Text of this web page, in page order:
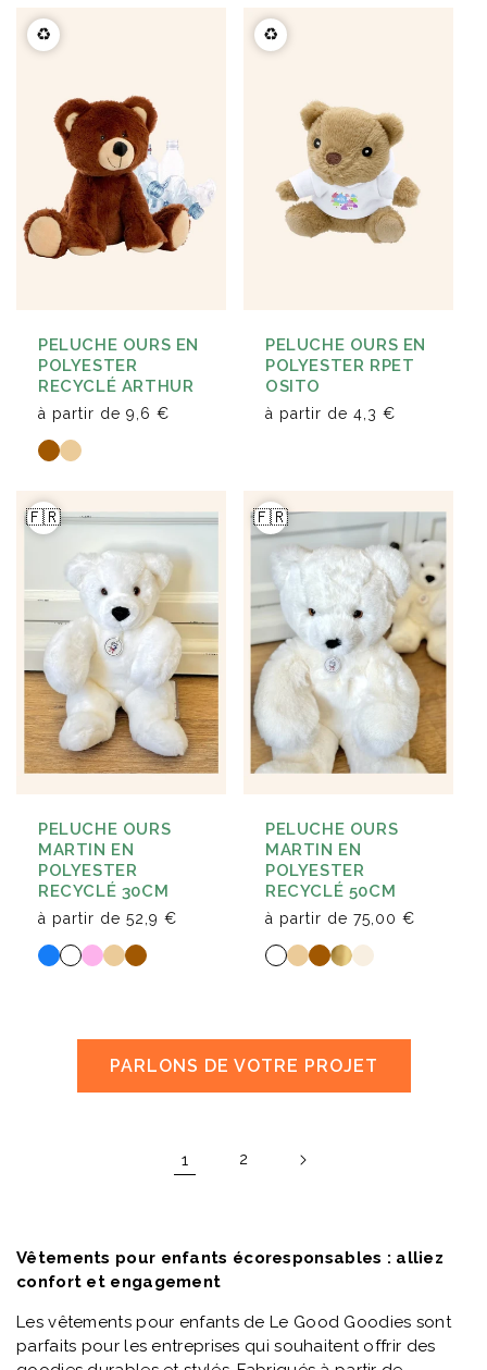
♻️
PELUCHE OURS EN
POLYESTER
RECYCLÉ ARTHUR
à partir de 9,6 €
♻️
PELUCHE OURS EN
POLYESTER RPET
OSITO
à partir de 4,3 €
🇫🇷
PELUCHE OURS
MARTIN EN
POLYESTER
RECYCLÉ 30CM
à partir de 52,9 €
🇫🇷
PELUCHE OURS
MARTIN EN
POLYESTER
RECYCLÉ 50CM
à partir de 75,00 €
PARLONS DE VOTRE PROJET
1 2
Vêtements pour enfants écoresponsables : alliez
confort et engagement
Les vêtements pour enfants de Le Good Goodies sont
parfaits pour les entreprises qui souhaitent offrir des